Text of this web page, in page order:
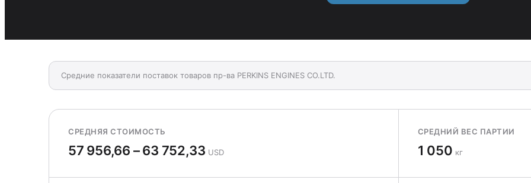
Средние показатели поставок товаров пр-ва PERKINS ENGINES CO.LTD.
СРЕДНЯЯ СТОИМОСТЬ
57 956,66 – 63 752,33 USD
СРЕДНИЙ ВЕС ПАРТИИ
1 050 кг